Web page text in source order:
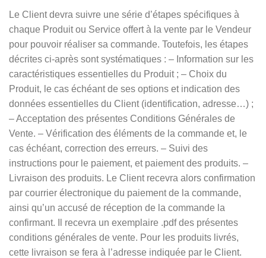
Le Client devra suivre une série d’étapes spécifiques à
chaque Produit ou Service offert à la vente par le Vendeur
pour pouvoir réaliser sa commande. Toutefois, les étapes
décrites ci-après sont systématiques : – Information sur les
caractéristiques essentielles du Produit ; – Choix du
Produit, le cas échéant de ses options et indication des
données essentielles du Client (identification, adresse…) ;
– Acceptation des présentes Conditions Générales de
Vente. – Vérification des éléments de la commande et, le
cas échéant, correction des erreurs. – Suivi des
instructions pour le paiement, et paiement des produits. –
Livraison des produits. Le Client recevra alors confirmation
par courrier électronique du paiement de la commande,
ainsi qu’un accusé de réception de la commande la
confirmant. Il recevra un exemplaire .pdf des présentes
conditions générales de vente. Pour les produits livrés,
cette livraison se fera à l’adresse indiquée par le Client.